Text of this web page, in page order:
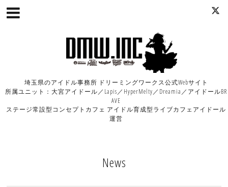
埼玉県のアイドル事務所 ドリーミングワークス公式Webサイト
所属ユニット：大宮アイドール／Lapis／HyperMelty／Dreamia／アイドールBR
AVE
ステージ常設型コンセプトカフェ アイドル育成型ライブカフェアイドール
運営
News